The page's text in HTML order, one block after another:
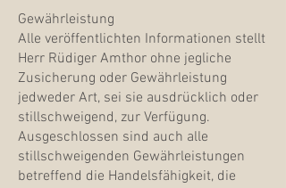
Gewährleistung
Alle veröffentlichten Informationen stellt
Herr Rüdiger Amthor ohne jegliche
Zusicherung oder Gewährleistung
jedweder Art, sei sie ausdrücklich oder
stillschweigend, zur Verfügung.
Ausgeschlossen sind auch alle
stillschweigenden Gewährleistungen
betreffend die Handelsfähigkeit, die